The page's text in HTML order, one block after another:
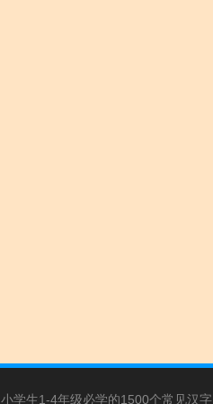
小学生1-4年级必学的1500个常见汉字